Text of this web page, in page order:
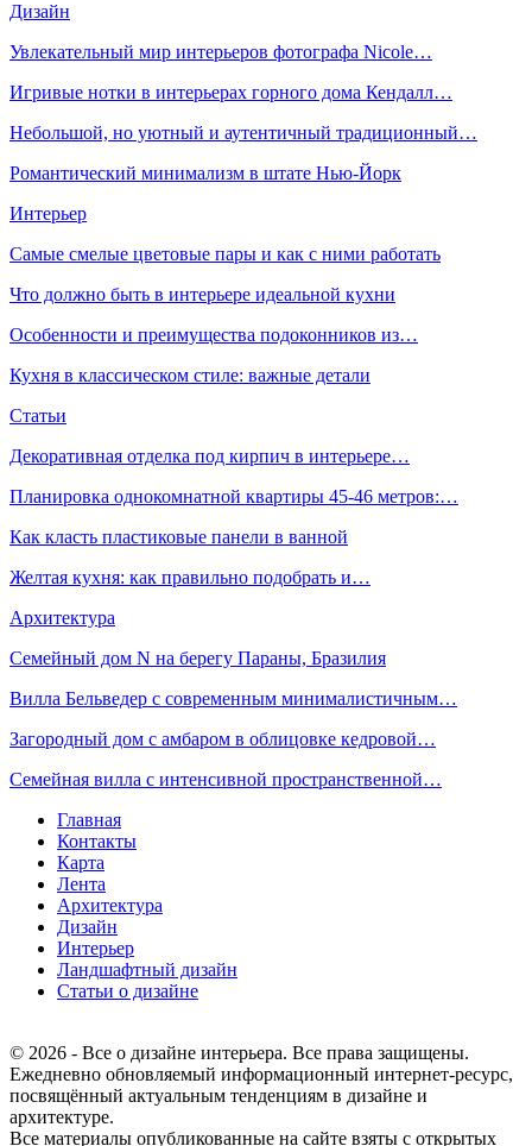
Дизайн
Увлекательный мир интерьеров фотографа Nicole…
Игривые нотки в интерьерах горного дома Кендалл…
Небольшой, но уютный и аутентичный традиционный…
Романтический минимализм в штате Нью-Йорк
Интерьер
Самые смелые цветовые пары и как с ними работать
Что должно быть в интерьере идеальной кухни
Особенности и преимущества подоконников из…
Кухня в классическом стиле: важные детали
Статьи
Декоративная отделка под кирпич в интерьере…
Планировка однокомнатной квартиры 45-46 метров:…
Как класть пластиковые панели в ванной
Желтая кухня: как правильно подобрать и…
Архитектура
Семейный дом N на берегу Параны, Бразилия
Вилла Бельведер с современным минималистичным…
Загородный дом с амбаром в облицовке кедровой…
Семейная вилла с интенсивной пространственной…
Главная
Контакты
Карта
Лента
Архитектура
Дизайн
Интерьер
Ландшафтный дизайн
Статьи о дизайне
© 2026 - Все о дизайне интерьера. Все права защищены.
Ежедневно обновляемый информационный интернет-ресурс,
посвящённый актуальным тенденциям в дизайне и
архитектуре.
Все материалы опубликованные на сайте взяты с открытых